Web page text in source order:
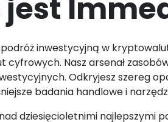
jest
inwestycyjną w
cyfrowych. Nasz arsenał
Odkryjesz szereg
badania handlowe i
dziesięcioletnimi najlepszymi